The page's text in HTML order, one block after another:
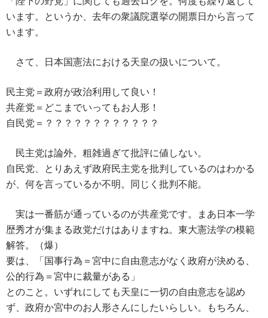
います。というか、去年の衆議院選挙の開票日から言って
います。
さて、日本国憲法における天皇の扱いについて。
民主党＝政府が政治利用して良い！
共産党＝どこまでいってもお人形！
自民党＝？？？？？？？？？？？？
民主党は論外。粗雑過ぎて批評に値しない。
自民党、とりあえず政府民主党を批判しているのはわかる
が、何を言っているか不明。同じく批判不能。
実は一番筋が通っているのが共産党です。まあ日本一学
歴秀才が集まる政党だけはありますね。東大憲法学の模範
解答。（爆）
要は、「国事行為＝宮中に自由意志がなく政府が決める、
公的行為＝宮中に裁量がある」
とのこと。いずれにしても天皇に一切の自由意志を認め
ず、政府か宮中のお人形さんにしたいらしい。もちろん、